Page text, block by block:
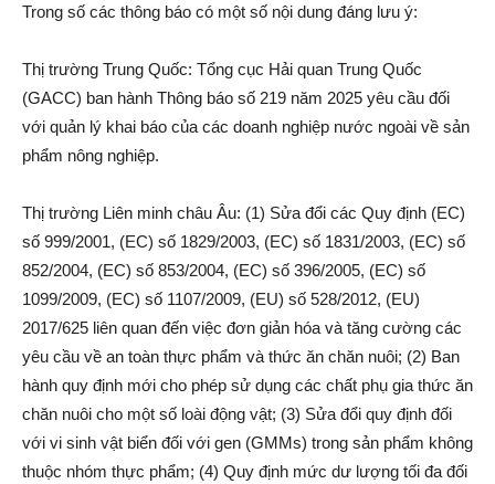
Trong số các thông báo có một số nội dung đáng lưu ý:
Thị trường Trung Quốc: Tổng cục Hải quan Trung Quốc
(GACC) ban hành Thông báo số 219 năm 2025 yêu cầu đối
với quản lý khai báo của các doanh nghiệp nước ngoài về sản
phẩm nông nghiệp.
Thị trường Liên minh châu Âu: (1) Sửa đổi các Quy định (EC)
số 999/2001, (EC) số 1829/2003, (EC) số 1831/2003, (EC) số
852/2004, (EC) số 853/2004, (EC) số 396/2005, (EC) số
1099/2009, (EC) số 1107/2009, (EU) số 528/2012, (EU)
2017/625 liên quan đến việc đơn giản hóa và tăng cường các
yêu cầu về an toàn thực phẩm và thức ăn chăn nuôi; (2) Ban
hành quy định mới cho phép sử dụng các chất phụ gia thức ăn
chăn nuôi cho một số loài động vật; (3) Sửa đổi quy định đối
với vi sinh vật biển đối với gen (GMMs) trong sản phẩm không
thuộc nhóm thực phẩm; (4) Quy định mức dư lượng tối đa đối